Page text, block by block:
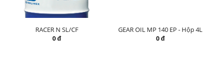
RACER N SL/CF
0 đ
GEAR OIL MP 140 EP - Hộp 4L
0 đ